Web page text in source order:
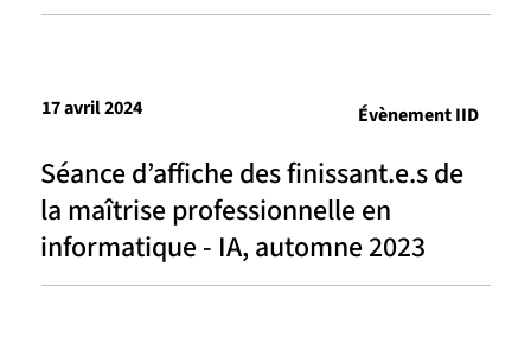
Séance d’affiche des finissant.e.s de
la maîtrise professionnelle en
informatique - IA, automne 2023
17 avril 2024 Évènement IID